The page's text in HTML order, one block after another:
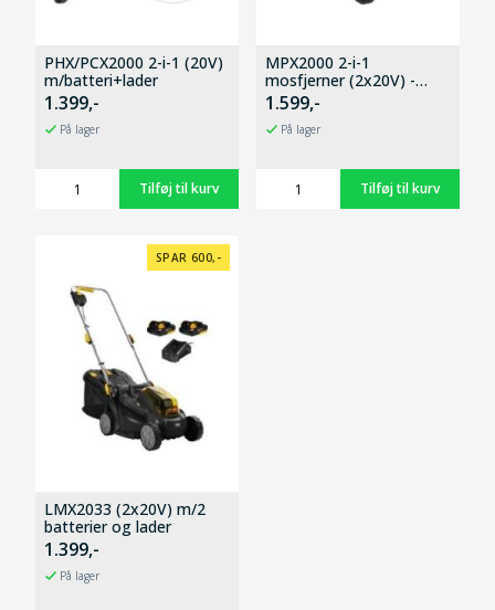
PHX/PCX2000 2-i-1 (20V)
m/batteri+lader
1.399,-
På lager
MPX2000 2-i-1
mosfjerner (2x20V) -
Solo
1.599,-
På lager
SPAR 600,-
LMX2033 (2x20V) m/2
batterier og lader
1.399,-
På lager